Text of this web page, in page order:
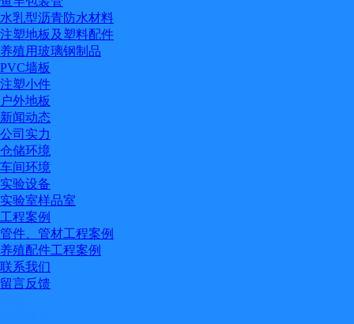
水乳型沥青防水材料
注塑地板及塑料配件
养殖用玻璃钢制品
PVC墙板
注塑小件
户外地板
新闻动态
公司实力
仓储环境
车间环境
实验设备
实验室样品室
工程案例
管件、管材工程案例
养殖配件工程案例
联系我们
留言反馈